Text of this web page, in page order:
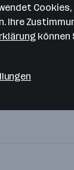
Ihre
können